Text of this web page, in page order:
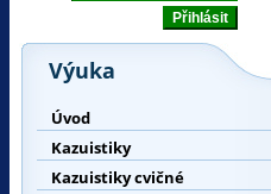
Výuka
Úvod
Kazuistiky
Kazuistiky cvičné